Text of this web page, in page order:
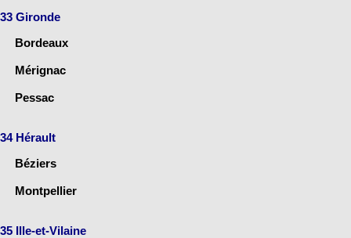
33 Gironde
Bordeaux
Mérignac
Pessac
34 Hérault
Béziers
Montpellier
35 Ille-et-Vilaine